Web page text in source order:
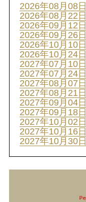
2026年08月08日
2026年08月22日
2026年09月12日
2026年09月26日
2026年10月10日
2026年10月24日
2027年07月10日
2027年07月24日
2027年08月07日
2027年08月21日
2027年09月04日
2027年09月18日
2027年10月02日
2027年10月16日
2027年10月30日